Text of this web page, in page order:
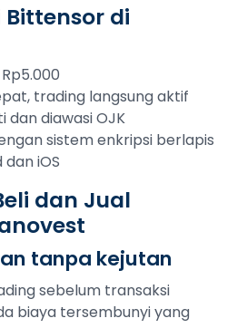
Bittensor di
trading langsung aktif
diawasi OJK
sistem enkripsi berlapis
iOS
dan Jual
tanpa kejutan
sebelum transaksi
biaya tersembunyi yang